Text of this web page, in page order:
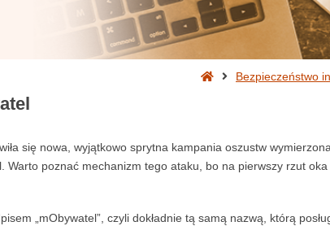
StronaBezpieczeństwo
się nowa, wyjątkowo sprytna kampania oszustw
Warto poznać mechanizm tego ataku, bo na pierwszy rzut oka
„mObywatel”, czyli dokładnie tą samą nazwą, którą